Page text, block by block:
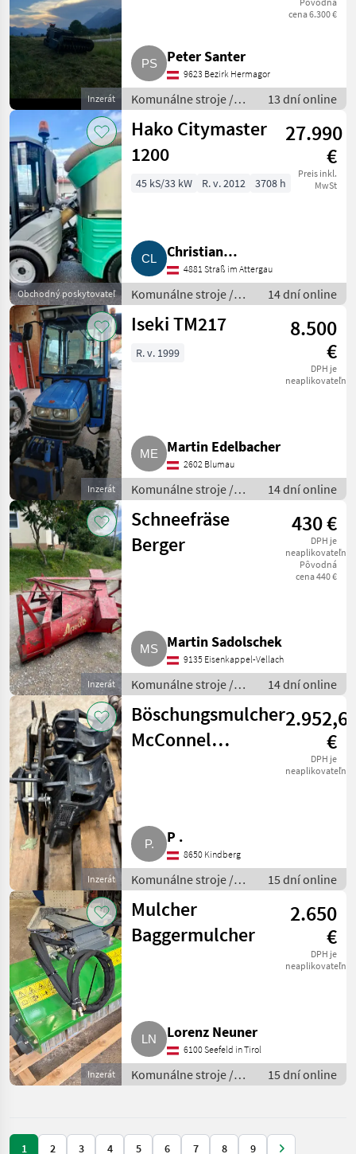
Inzerát
cena 6.300 €
Peter Santer
9623 Bezirk Hermagor
Komunálne stroje /
Univerzálny
komunálny stroj
13 dní online
Obchodný poskytovateľ
Hako Citymaster
1200
27.990
€
Preis inkl.
MwSt
45 kS/33 kW R. v. 2012 3708 h
Christian
Lametschwandtner
4881 Straß im Attergau
Komunálne stroje /
Zametací stroj
14 dní online
Inzerát
Iseki TM217
8.500
€
DPH je
neaplikovateľné
R. v. 1999
Martin Edelbacher
2602 Blumau
Komunálne stroje /
Komunálne vozidlá
14 dní online
Inzerát
Schneefräse
Berger
430 €
DPH je
neaplikovateľné
Pôvodná
cena 440 €
Martin Sadolschek
9135 Eisenkappel-Vellach
Komunálne stroje /
Snehová fréza
14 dní online
Inzerát
Böschungsmulcher
McConnel
€
DPH je
neaplikovateľné
P .
8650 Kindberg
Komunálne stroje /
Spádová kosačka
15 dní online
Inzerát
Mulcher
Baggermulcher
2.650
€
DPH je
neaplikovateľné
Lorenz Neuner
6100 Seefeld in Tirol
Komunálne stroje /
Spádová kosačka
15 dní online
1 2 3 4 5 6 7 8 9